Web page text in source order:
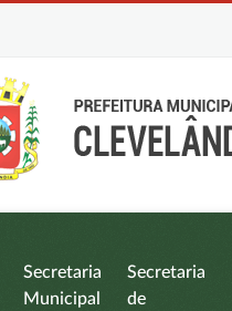
Secretaria
Municipal
Secretaria
de